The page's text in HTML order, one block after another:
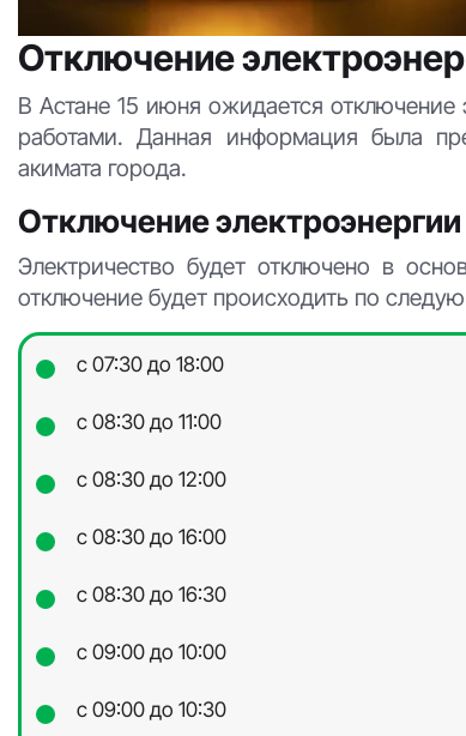
Отключение
В Астане 15 июня ожидается
работами. Данная информация была
акимата города.
Отключение электроэнергии
Электричество будет отключено в
отключение будет происходить по
с 07:30 до 18:00
с 08:30 до 11:00
с 08:30 до 12:00
с 08:30 до 16:00
с 08:30 до 16:30
с 09:00 до 10:00
с 09:00 до 10:30